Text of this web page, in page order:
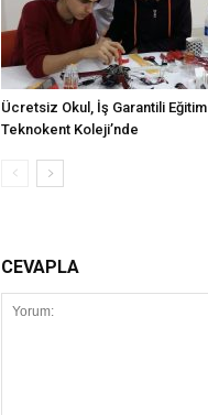
Ücretsiz Okul, İş Garantili Eğitim
Teknokent Koleji’nde
CEVAPLA